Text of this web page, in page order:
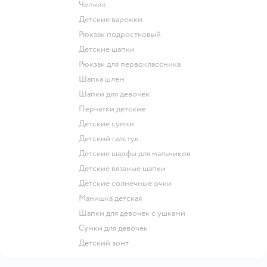
Чепчик
Детские варежки
Рюкзак подростковый
Детские шапки
Рюкзак для первоклассника
Шапка шлем
Шапки для девочек
Перчатки детские
Детские сумки
Детский галстук
Детские шарфы для мальчиков
Детские вязаные шапки
Детские солнечные очки
Манишка детская
Шапки для девочек с ушками
Сумки для девочек
Детский зонт